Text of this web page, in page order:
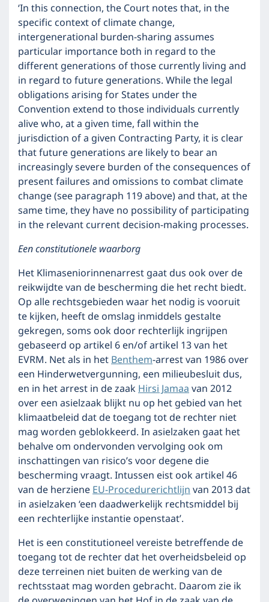
‘In this connection, the Court notes that, in the
specific context of climate change,
intergenerational burden-sharing assumes
particular importance both in regard to the
different generations of those currently living and
in regard to future generations. While the legal
obligations arising for States under the
Convention extend to those individuals currently
alive who, at a given time, fall within the
jurisdiction of a given Contracting Party, it is clear
that future generations are likely to bear an
increasingly severe burden of the consequences of
present failures and omissions to combat climate
change (see paragraph 119 above) and that, at the
same time, they have no possibility of participating
in the relevant current decision-making processes.
Een constitutionele waarborg
Het Klimaseniorinnenarrest gaat dus ook over de
reikwijdte van de bescherming die het recht biedt.
Op alle rechtsgebieden waar het nodig is vooruit
te kijken, heeft de omslag inmiddels gestalte
gekregen, soms ook door rechterlijk ingrijpen
gebaseerd op artikel 6 en/of artikel 13 van het
EVRM. Net als in hetBenthem-arrest van 1986 over
een Hinderwetvergunning, een milieubesluit dus,
en in het arrest in de zaakHirsi Jamaavan 2012
over een asielzaak blijkt nu op het gebied van het
klimaatbeleid dat de toegang tot de rechter niet
mag worden geblokkeerd. In asielzaken gaat het
behalve om ondervonden vervolging ook om
inschattingen van risico’s voor degene die
bescherming vraagt. Intussen eist ook artikel 46
van de herzieneEU-Procedurerichtlijnvan 2013 dat
in asielzaken ‘een daadwerkelijk rechtsmiddel bij
een rechterlijke instantie openstaat’.
Het is een constitutioneel vereiste betreffende de
toegang tot de rechter dat het overheidsbeleid op
deze terreinen niet buiten de werking van de
rechtsstaat mag worden gebracht. Daarom zie ik